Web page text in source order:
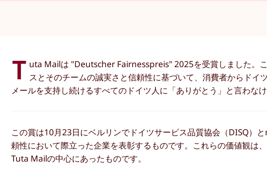
T uta Mailは "Deutscher Fairnesspreis" 2025を受賞しました。
スとそのチームの誠実さと信頼性に基づいて、消費者からドイ
メールを支持し続けるすべてのドイツ人に「ありがとう」と言わな
この賞は10月23日にベルリンでドイツサービス品質協会（DISQ）
頼性において際立った企業を表彰するものです。これらの価値観は
Tuta Mailの中心にあったものです。